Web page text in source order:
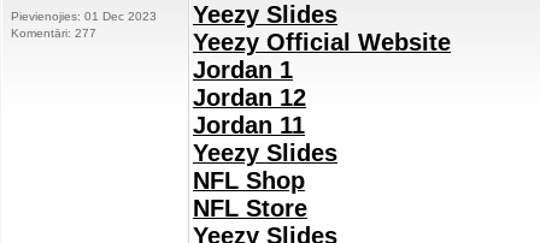
Pievienojies: 01 Dec 2023
Komentāri: 277
Yeezy Slides
Yeezy Official Website
Jordan 1
Jordan 12
Jordan 11
Yeezy Slides
NFL Shop
NFL Store
Yeezy Slides